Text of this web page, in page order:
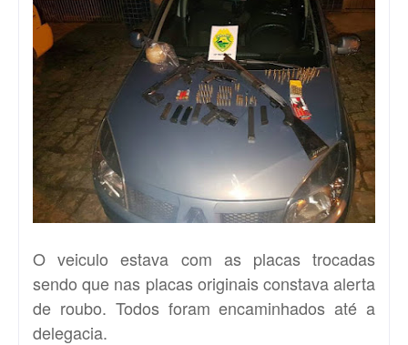
O veiculo estava com as placas trocadas
sendo que nas placas originais constava alerta
de roubo. Todos foram encaminhados até a
delegacia.